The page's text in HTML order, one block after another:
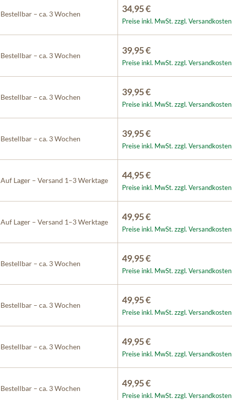
Bestellbar – ca. 3 Wochen 34,95 €
Preise inkl. MwSt. zzgl. Versandkosten
Bestellbar – ca. 3 Wochen 39,95 €
Preise inkl. MwSt. zzgl. Versandkosten
Bestellbar – ca. 3 Wochen 39,95 €
Preise inkl. MwSt. zzgl. Versandkosten
Bestellbar – ca. 3 Wochen 39,95 €
Preise inkl. MwSt. zzgl. Versandkosten
Auf Lager – Versand 1–3 Werktage 44,95 €
Preise inkl. MwSt. zzgl. Versandkosten
Auf Lager – Versand 1–3 Werktage 49,95 €
Preise inkl. MwSt. zzgl. Versandkosten
Bestellbar – ca. 3 Wochen 49,95 €
Preise inkl. MwSt. zzgl. Versandkosten
Bestellbar – ca. 3 Wochen 49,95 €
Preise inkl. MwSt. zzgl. Versandkosten
Bestellbar – ca. 3 Wochen 49,95 €
Preise inkl. MwSt. zzgl. Versandkosten
Bestellbar – ca. 3 Wochen 49,95 €
Preise inkl. MwSt. zzgl. Versandkosten